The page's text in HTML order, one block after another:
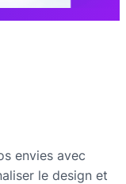
envies avec
le design et